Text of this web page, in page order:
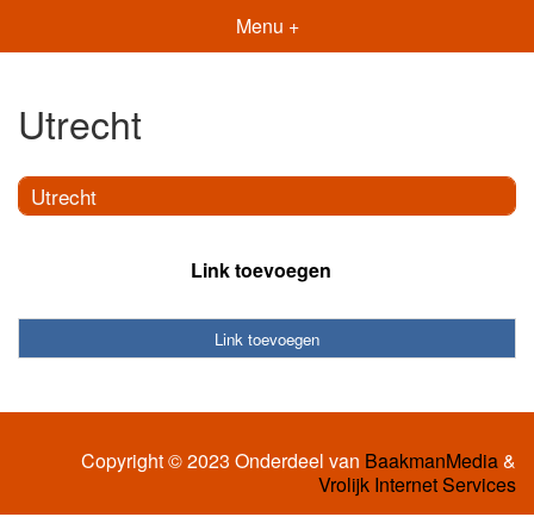
Menu +
Utrecht
Utrecht
Link toevoegen
Link toevoegen
Copyright © 2023 Onderdeel van BaakmanMedia&
Vrolijk Internet Services